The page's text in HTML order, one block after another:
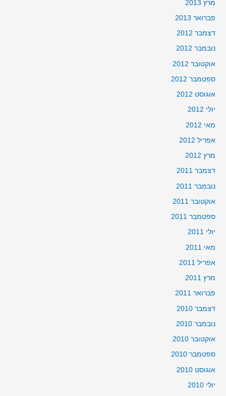
מרץ 2013
פברואר 2013
דצמבר 2012
נובמבר 2012
אוקטובר 2012
ספטמבר 2012
אוגוסט 2012
יולי 2012
מאי 2012
אפריל 2012
מרץ 2012
דצמבר 2011
נובמבר 2011
אוקטובר 2011
ספטמבר 2011
יולי 2011
מאי 2011
אפריל 2011
מרץ 2011
פברואר 2011
דצמבר 2010
נובמבר 2010
אוקטובר 2010
ספטמבר 2010
אוגוסט 2010
יולי 2010